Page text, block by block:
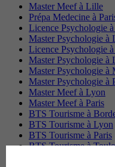
Master Meef à Lille
Prépa Medecine à
Licence Psychologie
Master Psychologie à
Licence Psychologie
Master Psychologie à
Master Psychologie à
Master Psychologie à
Master Meef à Lyon
Master Meef à Paris
BTS Tourisme à
BTS Tourisme à Lyon
BTS Tourisme à Paris
BTS Tourisme à